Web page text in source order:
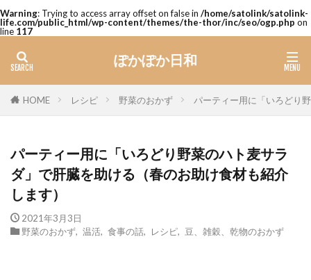
Warning: Trying to access array offset on false in /home/satolink/satolink-
life.com/public_html/wp-content/themes/the-thor/inc/seo/ogp.php on
line 117
ぽかぽか日和
HOME レシピ 野菜のおかず パーティー用に「いろどり
パーティー用に「いろどり野菜のハト麦サラ
ダ」で肝臓を助ける（春のお助け食材も紹介
します）
2021年3月3日
野菜のおかず, 温活, 食事の話, レシピ, 豆、雑穀、乾物のおかず